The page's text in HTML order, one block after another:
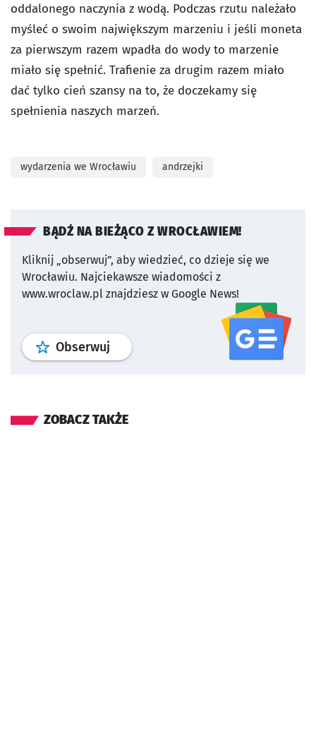
oddalonego naczynia z wodą. Podczas rzutu należało
myśleć o swoim największym marzeniu i jeśli moneta
za pierwszym razem wpadła do wody to marzenie
miało się spełnić. Trafienie za drugim razem miało
dać tylko cień szansy na to, że doczekamy się
spełnienia naszych marzeń.
wydarzenia we Wrocławiu andrzejki
BĄDŹ NA BIEŻĄCO Z WROCŁAWIEM!
Kliknij „obserwuj”, aby wiedzieć, co dzieje się we
Wrocławiu. Najciekawsze wiadomości z
www.wroclaw.pl znajdziesz w Google News!
Obserwuj profil serwisu
ZOBACZ TAKŻE